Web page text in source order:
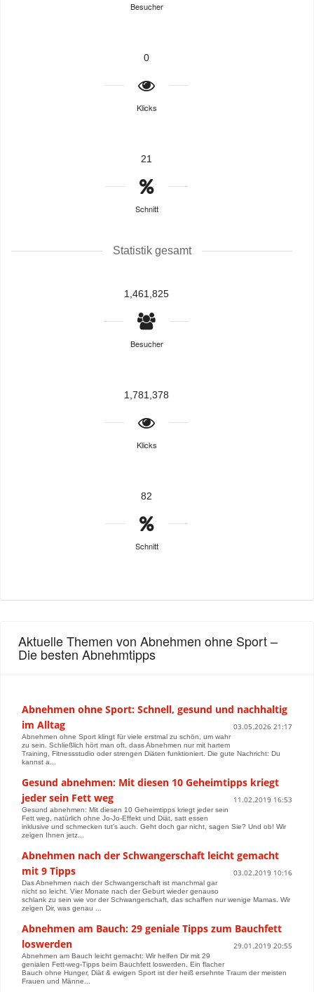
Besucher
0
Klicks
21
Schnitt
Statistik gesamt
1,461,825
Besucher
1,781,378
Klicks
82
Schnitt
Aktuelle Themen von Abnehmen ohne Sport –
Die besten Abnehmtipps
Abnehmen ohne Sport: Schnell, gesund und nachhaltig
im Alltag
03.05.2026 21:17
Abnehmen ohne Sport klingt für viele erstmal zu schön, um wahr
zu sein. Schließlich hört man oft, dass Abnehmen nur mit hartem
Training, Fitnessstudio oder strengen Diäten funktioniert. Die gute Nachricht: Du
kannst a...
Gesund abnehmen: Mit diesen 10 Geheimtipps kriegt
jeder sein Fett weg
11.02.2019 16:53
Gesund abnehmen: Mit diesen 10 Geheimtipps kriegt jeder sein
Fett weg, natürlich ohne Jo-Jo-Effekt und Diät, satt essen
inklusive und schmecken tut’s auch. Geht doch gar nicht, sagen Sie? Und ob! Wir
zeigen Ihnen jetz...
Abnehmen nach der Schwangerschaft leicht gemacht
mit 9 Tipps
03.02.2019 10:16
Das Abnehmen nach der Schwangerschaft ist manchmal gar
nicht so leicht. Vier Monate nach der Geburt wieder genauso
schlank zu sein wie vor der Schwangerschaft, das schaffen nur wenige Mamas. Wir
zeigen Dir, was genau ...
Abnehmen am Bauch: 29 geniale Tipps zum Bauchfett
loswerden
29.01.2019 20:55
Abnehmen am Bauch leicht gemacht: Wir helfen Dir mit 29
genialen Fett-weg-Tipps beim Bauchfett loswerden. Ein flacher
Bauch ohne Hunger, Diät & ewigen Sport ist der heiß ersehnte Traum der meisten
Frauen und Männe...